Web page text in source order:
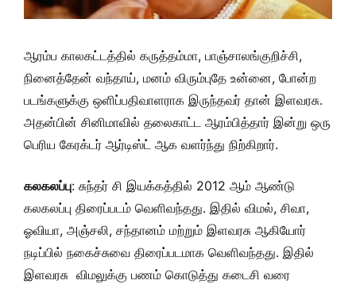
ஆரம்ப காலகட்டத்தில் கருத்தம்மா, பாஞ்சாலங்குறிச்சி,
நினைத்தேன் வந்தாய், மனம் விரும்புதே உன்னை, போன்ற
படங்களுக்கு ஒளிப்பதிவாளராக இருந்தவர் தான் இளவரசு.
அதன்பின் சினிமாவில் தலைகாட்ட ஆரம்பித்தார் இன்று ஒரு
பெரிய கேரக்டர் ஆர்டிஸ்ட் ஆக வளர்ந்து நிற்கிறார்.
கலகலப்பு: சுந்தர் சி இயக்கத்தில் 2012 ஆம் ஆண்டு
கலகலப்பு திரைப்படம் வெளிவந்தது. இதில் விமல், சிவா,
ஓவியா, அஞ்சலி, சந்தானம் மற்றும் இளவரசு ஆகியோர்
நடிப்பில் நகைச்சுவை திரைப்படமாக வெளிவந்தது. இதில்
இளவரசு விமலுக்கு பணம் கொடுத்து கடைசி வரை